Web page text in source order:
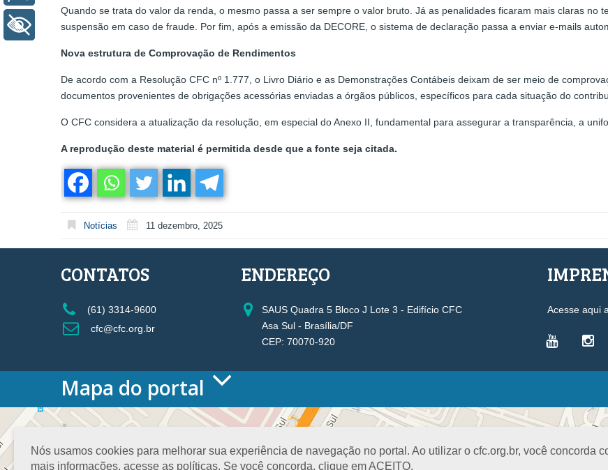
Quando se trata do valor da renda, o mesmo passa a ser sempre o valor bruto. Já as penalidades ficaram mais claras no
suspensão em caso de fraude. Por fim, após a emissão da DECORE, o sistema de declaração passa a enviar e-mails
Nova estrutura de Comprovação de Rendimentos
De acordo com a Resolução CFC nº 1.777, o Livro Diário e as Demonstrações Contábeis deixam de ser meio de
documentos provenientes de obrigações acessórias enviadas a órgãos públicos, específicos para cada situação do
O CFC considera a atualização da resolução, em especial do Anexo II, fundamental para assegurar a transparência, a
A reprodução deste material é permitida desde que a fonte seja citada.
Notícias 11 dezembro, 2025
Nós usamos cookies para melhorar sua experiência de navegação no portal. Ao utilizar o cfc.org.br, você concorda
mais informações, acesse as políticas. Se você concorda, clique em ACEITO.
CONTATOS
(61) 3314-9600
cfc@cfc.org.br
ENDEREÇO
SAUS Quadra 5 Bloco J Lote 3 - Edifício CFC
Asa Sul - Brasília/DF
CEP: 70070-920
Acesse aqui
Mapa do portal
HOME
O CONSELHO
Conselho Diretor
Nossa Sede
VICE-PRESIDÊNCIAS
Administrativa
Controle Interno
Desenvolvimento Profissional
+ Acessibilidade